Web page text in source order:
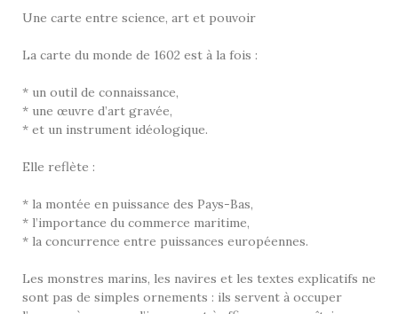
Une carte entre science, art et pouvoir
La carte du monde de 1602 est à la fois :
* un outil de connaissance,
* une œuvre d’art gravée,
* et un instrument idéologique.
Elle reflète :
* la montée en puissance des Pays-Bas,
* l’importance du commerce maritime,
* la concurrence entre puissances européennes.
Les monstres marins, les navires et les textes explicatifs ne
sont pas de simples ornements : ils servent à occuper